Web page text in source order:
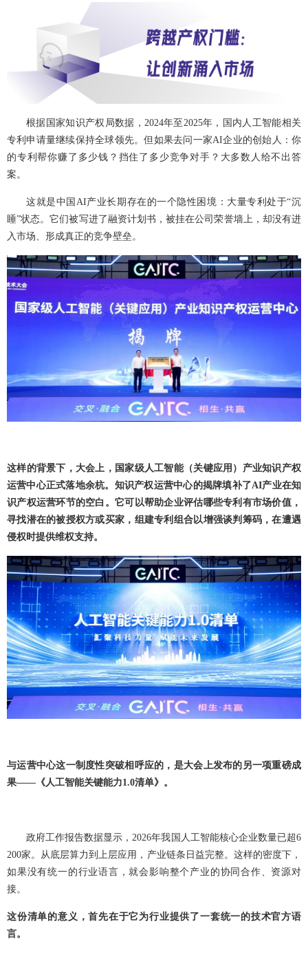
根据国家知识产权局数据，2024年至2025年，国内人工智能相关
专利申请量继续保持全球领先。但如果去问一家AI企业的创始人：你
的专利帮你赚了多少钱？挡住了多少竞争对手？大多数人给不出答
案。
这就是中国AI产业长期存在的一个隐性困境：大量专利处于“沉
睡”状态。它们被写进了融资计划书，被挂在公司荣誉墙上，却没有进
入市场、形成真正的竞争壁垒。
这样的背景下，大会上，国家级人工智能（关键应用）产业知识产权
运营中心正式落地余杭。知识产权运营中心的揭牌填补了AI产业在知
识产权运营环节的空白。它可以帮助企业评估哪些专利有市场价值，
寻找潜在的被授权方或买家，组建专利组合以增强谈判筹码，在遭遇
侵权时提供维权支持。
与运营中心这一制度性突破相呼应的，是大会上发布的另一项重磅成
果——《人工智能关键能力1.0清单》。
政府工作报告数据显示，2026年我国人工智能核心企业数量已超6
200家‌。从底层算力到上层应用，产业链条日益完整。这样的密度下，
如果没有统一的行业语言，就会影响整个产业的协同合作、资源对
接。
这份清单的意义，首先在于它为行业提供了一套统一的技术官方语
言。